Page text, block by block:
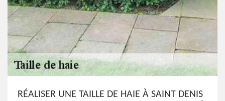
RÉALISER UNE TAILLE DE HAIE À SAINT DENIS